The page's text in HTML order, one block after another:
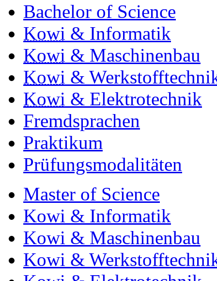
Bachelor of Science
Kowi & Informatik
Kowi & Maschinenbau
Kowi &
Kowi & Elektrotechnik
Fremdsprachen
Praktikum
Prüfungsmodalitäten
Master of Science
Kowi & Informatik
Kowi & Maschinenbau
Kowi &